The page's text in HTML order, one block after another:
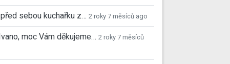
sebou kuchařku z… 2 roky 7 měsíců ago
moc Vám děkujeme… 2 roky 7 měsíců